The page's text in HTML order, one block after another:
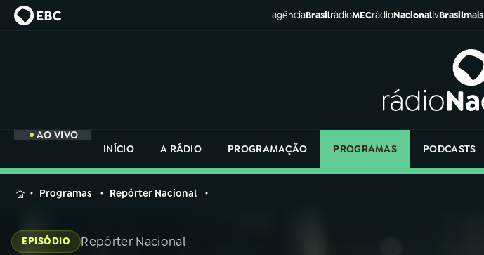
agênciaBrasilrádioMECrádioNacionaltvBrasilmais
AO VIVO
INÍCIO
A RÁDIO PROGRAMAÇÃO PROGRAMAS PODCASTS
MENU
na
Rádio
Programas Repórter Nacional
EPISÓDIO Repórter Nacional